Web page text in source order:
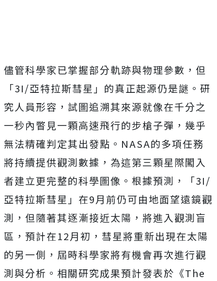
儘管科學家已掌握部分軌跡與物理參數，但
「3I/亞特拉斯彗星」的真正起源仍是謎。研
究人員形容，試圖追溯其來源就像在千分之
一秒內瞥見一顆高速飛行的步槍子彈，幾乎
無法精確判定其出發點。NASA的多項任務
將持續提供觀測數據，為這第三顆星際闖入
者建立更完整的科學圖像。根據預測，「3I/
亞特拉斯彗星」在9月前仍可由地面望遠鏡觀
測，但隨著其逐漸接近太陽，將進入觀測盲
區，預計在12月初，彗星將重新出現在太陽
的另一側，屆時科學家將有機會再次進行觀
測與分析。相關研究成果預計發表於《The